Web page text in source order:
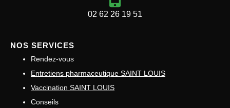
02 62 26 19 51
NOS SERVICES
Rendez-vous
Entretiens pharmaceutique SAINT LOUIS
Vaccination SAINT LOUIS
Conseils